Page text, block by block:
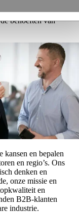
bedrijfsgroei door
behoeften van
kansen en bepalen
en regio’s. Ons
denken en
onze missie en
en
B2B-klanten
industrie.